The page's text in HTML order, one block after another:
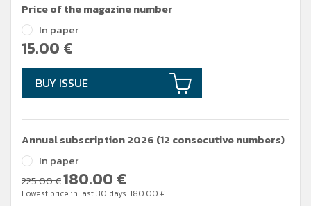
Price of the magazine number
In paper
15.00 €
BUY ISSUE
Annual subscription 2026 (12 consecutive numbers)
In paper
225.00 €180.00 €
Lowest price in last 30 days:180.00 €